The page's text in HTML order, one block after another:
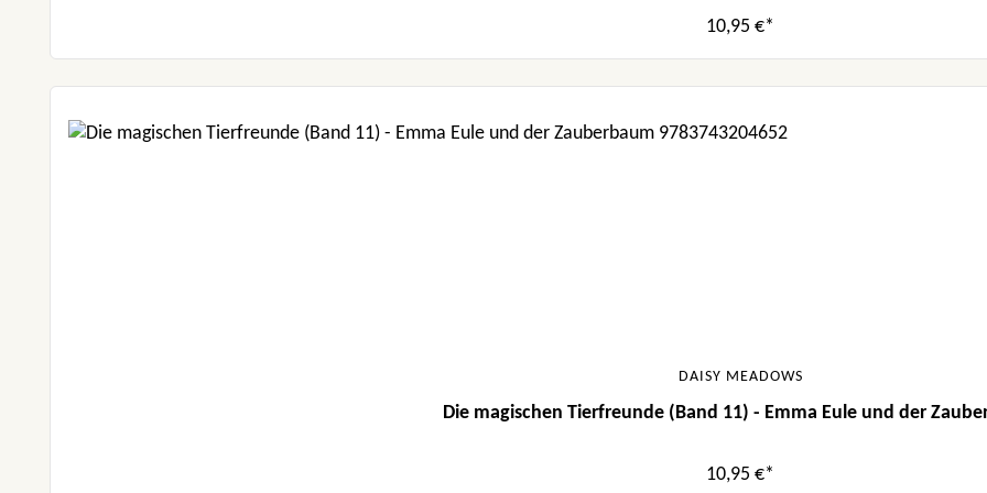
10,95 €*
DAISY MEADOWS
Die magischen Tierfreunde (Band 11) - Emma Eule und der
10,95 €*